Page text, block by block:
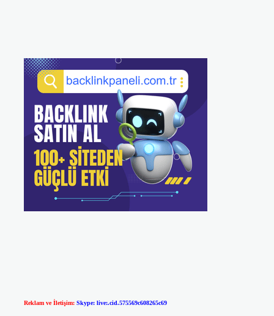
Reklam ve İletişim: Skype: live:.cid.575569c608265c69